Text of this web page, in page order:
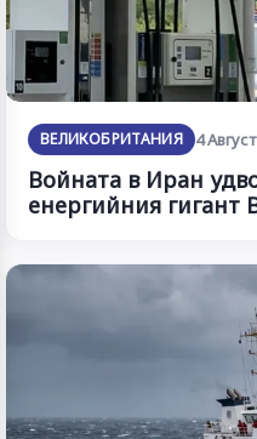
ВЕЛИКОБРИТАНИЯ 4
Войната в Иран
енергийния гигант